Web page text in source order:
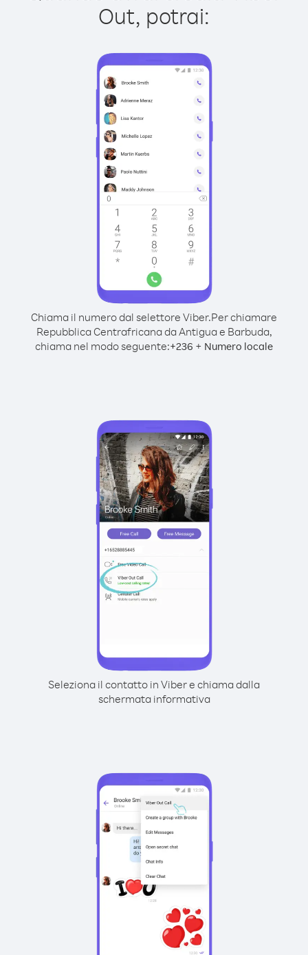
Out, potrai:
Chiama il numero dal selettore Viber.Per chiamare
Repubblica Centrafricana da Antigua e Barbuda,
chiama nel modo seguente:+236 + Numero locale
Seleziona il contatto in Viber e chiama dalla
schermata informativa